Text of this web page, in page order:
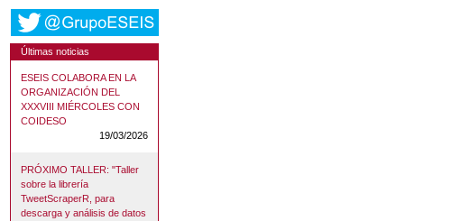
Últimas noticias
ESEIS COLABORA EN LA
ORGANIZACIÓN DEL
XXXVIII MIÉRCOLES CON
COIDESO
19/03/2026
PRÓXIMO TALLER: "Taller
sobre la librería
TweetScraperR, para
descarga y análisis de datos